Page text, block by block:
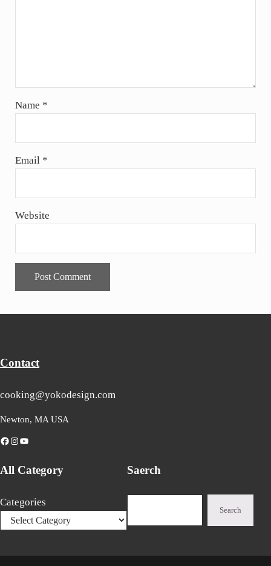
Name *
Email *
Website
Contact
cooking@yokodesign.com
Newton, MA USA
Facebook
Instagram
YouTube
All Category
Categories
Saerch
Search